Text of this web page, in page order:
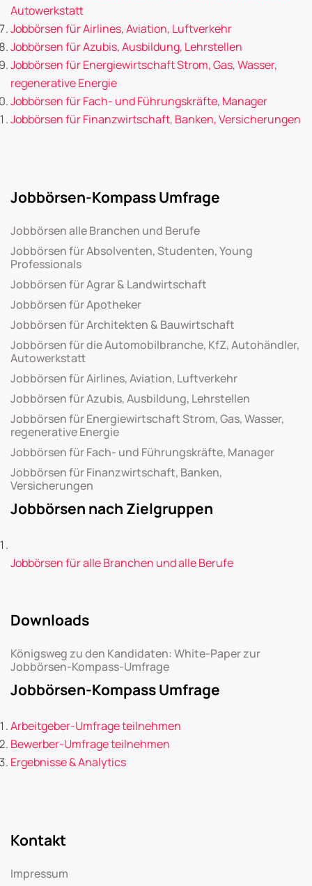
Autowerkstatt
Jobbörsen für Airlines, Aviation, Luftverkehr
Jobbörsen für Azubis, Ausbildung, Lehrstellen
Jobbörsen für Energiewirtschaft Strom, Gas, Wasser,
regenerative Energie
Jobbörsen für Fach- und Führungskräfte, Manager
Jobbörsen für Finanzwirtschaft, Banken, Versicherungen
Jobbörsen-Kompass Umfrage
Jobbörsen alle Branchen und Berufe
Jobbörsen für Absolventen, Studenten, Young
Professionals
Jobbörsen für Agrar & Landwirtschaft
Jobbörsen für Apotheker
Jobbörsen für Architekten & Bauwirtschaft
Jobbörsen für die Automobilbranche, KfZ, Autohändler,
Autowerkstatt
Jobbörsen für Airlines, Aviation, Luftverkehr
Jobbörsen für Azubis, Ausbildung, Lehrstellen
Jobbörsen für Energiewirtschaft Strom, Gas, Wasser,
regenerative Energie
Jobbörsen für Fach- und Führungskräfte, Manager
Jobbörsen für Finanzwirtschaft, Banken,
Versicherungen
Jobbörsen nach Zielgruppen
Jobbörsen für alle Branchen und alle Berufe
Downloads
Königsweg zu den Kandidaten: White-Paper zur
Jobbörsen-Kompass-Umfrage
Jobbörsen-Kompass Umfrage
Arbeitgeber-Umfrage teilnehmen
Bewerber-Umfrage teilnehmen
Ergebnisse & Analytics
Kontakt
Impressum